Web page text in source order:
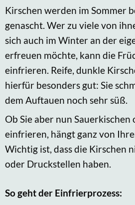
Kirschen werden im Sommer
genascht. Wer zu viele von
sich auch im Winter an der
erfreuen möchte, kann die
einfrieren. Reife, dunkle
hierfür besonders gut: Sie
dem Auftauen noch sehr süß.
Ob Sie aber nun
einfrieren, hängt ganz von
Wichtig ist, dass die Kirschen
oder Druckstellen haben.
So geht der Einfrierprozess: